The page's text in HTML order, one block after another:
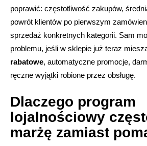
poprawić: częstotliwość zakupów,
powrót klientów po pierwszym
sprzedaż konkretnych kategorii. Sam
problemu, jeśli w sklepie już teraz
rabatowe, automatyczne promocje,
ręczne wyjątki robione przez obsługę.
Dlaczego program
lojalnościowy
marżę zamiast